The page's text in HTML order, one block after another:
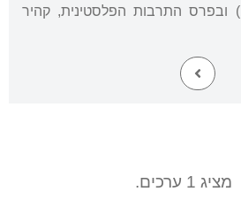
שם חיים בלנק (1992) ובפרס התרבות הפלסטינית, קהיר
מציג 1 ערכים.